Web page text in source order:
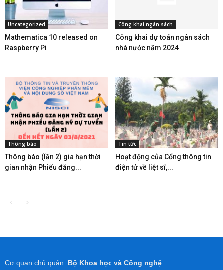
Uncategorized
Mathematica 10 released on
Raspberry Pi
Công khai ngân sách
Công khai dự toán ngân sách
nhà nước năm 2024
Thông báo
Thông báo (lần 2) gia hạn thời
gian nhận Phiếu đăng...
Tin tức
Hoạt động của Cổng thông tin
điện tử về liệt sĩ,...
Cơ quan chủ quản: Bộ Khoa học và Công nghệ